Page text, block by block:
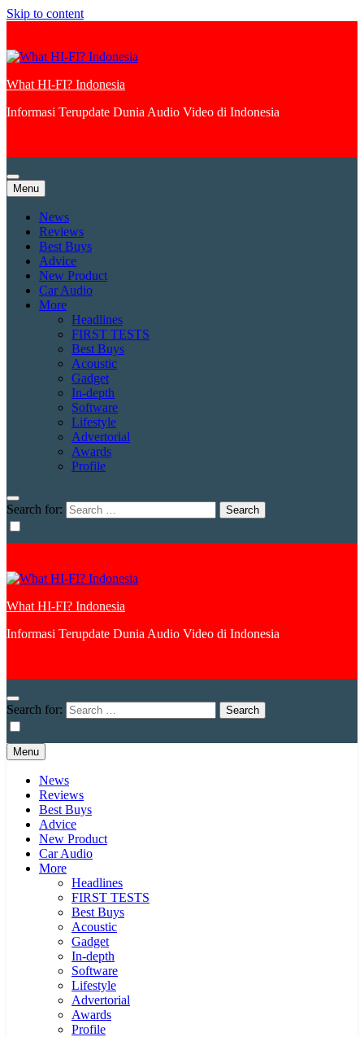
Skip to content
What HI-FI? Indonesia
Informasi Terupdate Dunia Audio Video di Indonesia
Menu
News
Reviews
Best Buys
Advice
New Product
Car Audio
More
Headlines
FIRST TESTS
Best Buys
Acoustic
Gadget
In-depth
Software
Lifestyle
Advertorial
Awards
Profile
Search for:
What HI-FI? Indonesia
Informasi Terupdate Dunia Audio Video di Indonesia
Search for:
Menu
News
Reviews
Best Buys
Advice
New Product
Car Audio
More
Headlines
FIRST TESTS
Best Buys
Acoustic
Gadget
In-depth
Software
Lifestyle
Advertorial
Awards
Profile